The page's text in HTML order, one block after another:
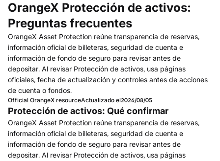
OrangeX Protección de activos:
Preguntas frecuentes
OrangeX Asset Protection reúne transparencia de reservas,
información oficial de billeteras, seguridad de cuenta e
información de fondo de seguro para revisar antes de
depositar. Al revisar Protección de activos, usa páginas
oficiales, fecha de actualización y controles antes de acciones
de cuenta o fondos.
Official OrangeX resourceActualizado el2026/08/05
Protección de activos: Qué confirmar
OrangeX Asset Protection reúne transparencia de reservas,
información oficial de billeteras, seguridad de cuenta e
información de fondo de seguro para revisar antes de
depositar. Al revisar Protección de activos, usa páginas